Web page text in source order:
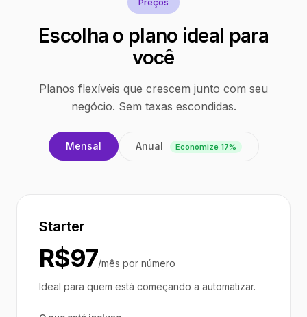
Escolha o plano ideal para
você
Planos flexíveis que crescem junto com seu
negócio. Sem taxas escondidas.
Mensal Anual Economize 17%
Starter
R$97/mês por número
Ideal para quem está começando a automatizar.